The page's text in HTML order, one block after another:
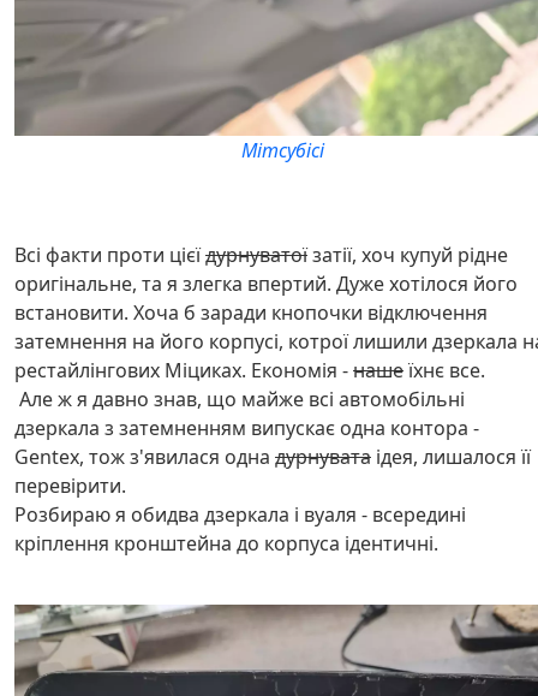
Мітсубісі
Всі факти проти цієїдурнуватоїзатії, хоч купуй рідне
оригінальне, та я злегка впертий. Дуже хотілося його
встановити. Хоча б заради кнопочки відключення
затемнення на його корпусі, котрої лишили дзеркала
рестайлінгових Міциках. Економія -нашеїхнє все.
Але ж я давно знав, що майже всі автомобільні
дзеркала з затемненням випускає одна контора -
Gentex, тож з'явилася одна дурнувата ідея, лишалося її
перевірити.
Розбираю я обидва дзеркала і вуаля - всередині
кріплення кронштейна до корпуса ідентичні.